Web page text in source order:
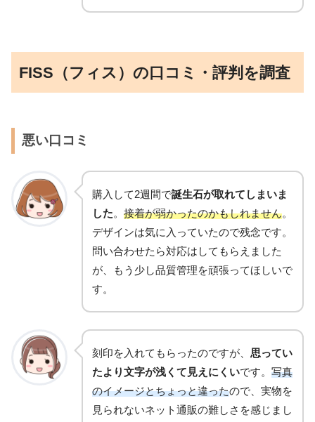
FISS（フィス）の口コミ・評判を調査
悪い口コミ
購入して2週間で誕生石が取れてしまいま
した。 接着が弱かったのかもしれません。
デザインは気に入っていたので残念です。
問い合わせたら対応はしてもらえました
が、もう少し品質管理を頑張ってほしいで
す。
刻印を入れてもらったのですが、 思ってい
たより文字が浅くて見えにくいです。 写真
のイメージとちょっと違ったので、実物を
見られないネット通販の難しさを感じまし